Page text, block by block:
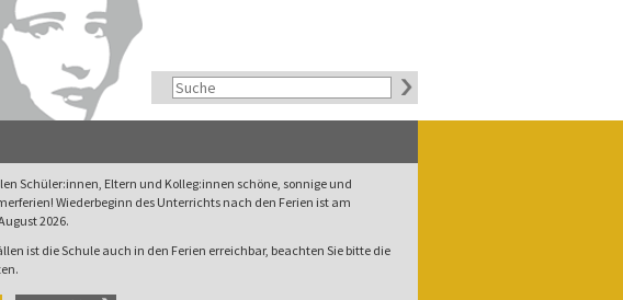
Schüler:innen, Eltern und Kolleg:innen schöne, sonnige und
Wiederbeginn des Unterrichts nach den Ferien ist am
2026.
ist die Schule auch in den Ferien erreichbar, beachten Sie bitte die